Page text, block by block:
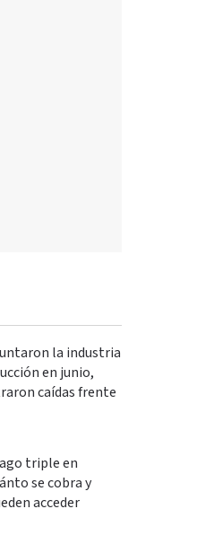
la industria
en junio,
caídas frente
triple en
se cobra y
acceder